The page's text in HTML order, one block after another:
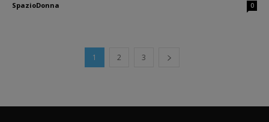
SpazioDonna 0
1 2 3